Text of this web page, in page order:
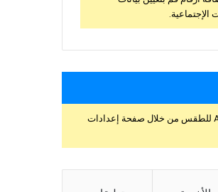
يجب عليك إضافة مفتاح API للطقس من خلال صفحة إعدادات